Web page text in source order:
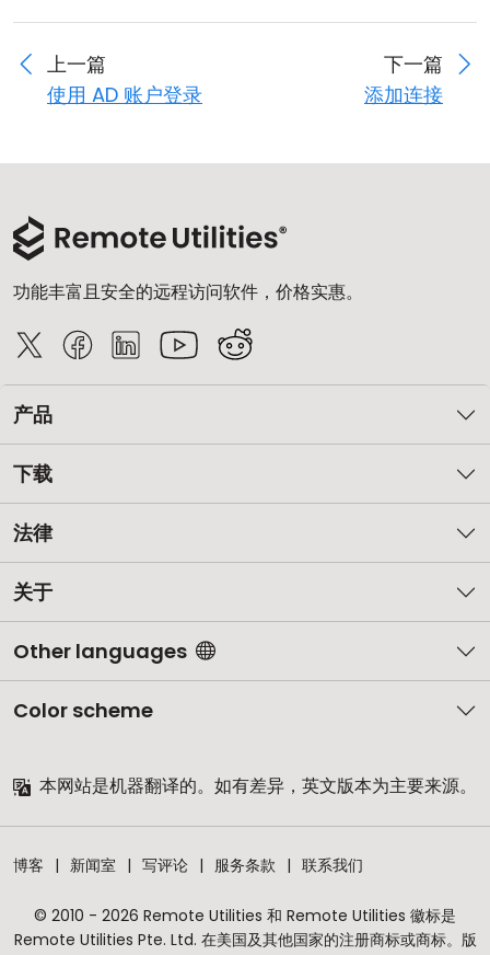
上一篇
使用 AD 账户登录
下一篇
添加连接
功能丰富且安全的远程访问软件，价格实惠。
产品
下载
法律
关于
Other languages
Color scheme
本网站是机器翻译的。如有差异，英文版本为主要来源。
博客 新闻室 写评论 服务条款 联系我们
© 2010 - 2026 Remote Utilities 和 Remote Utilities 徽标是
Remote Utilities Pte. Ltd. 在美国及其他国家的注册商标或商标。版